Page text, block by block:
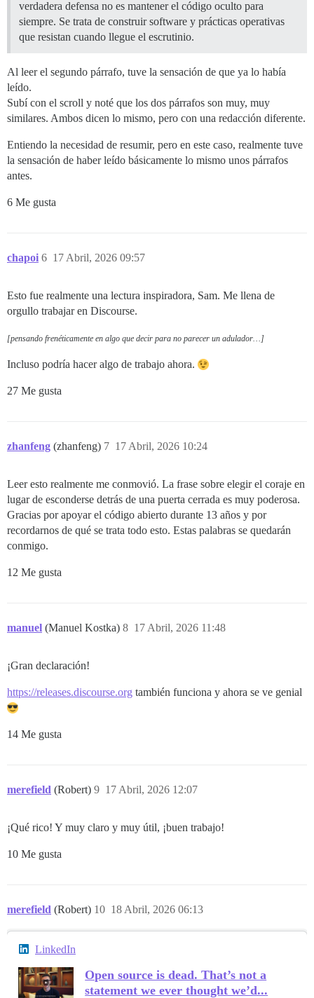
verdadera defensa no es mantener el código oculto para
siempre. Se trata de construir software y prácticas operativas
que resistan cuando llegue el escrutinio.
Al leer el segundo párrafo, tuve la sensación de que ya lo había
leído.
Subí con el scroll y noté que los dos párrafos son muy, muy
similares. Ambos dicen lo mismo, pero con una redacción diferente.
Entiendo la necesidad de resumir, pero en este caso, realmente tuve
la sensación de haber leído básicamente lo mismo unos párrafos
antes.
6 Me gusta
chapoi 17 Abril, 2026 09:57
6
Esto fue realmente una lectura inspiradora, Sam. Me llena de
orgullo trabajar en Discourse.
[pensando frenéticamente en algo que decir para no parecer un adulador…]
Incluso podría hacer algo de trabajo ahora.
27 Me gusta
zhanfeng (zhanfeng) 17 Abril, 2026 10:24
7
Leer esto realmente me conmovió. La frase sobre elegir el coraje en
lugar de esconderse detrás de una puerta cerrada es muy poderosa.
Gracias por apoyar el código abierto durante 13 años y por
recordarnos de qué se trata todo esto. Estas palabras se quedarán
conmigo.
12 Me gusta
manuel (Manuel Kostka) 17 Abril, 2026 11:48
8
¡Gran declaración!
https://releases.discourse.org también funciona y ahora se ve genial
14 Me gusta
merefield (Robert) 17 Abril, 2026 12:07
9
¡Qué rico! Y muy claro y muy útil, ¡buen trabajo!
10 Me gusta
merefield (Robert) 18 Abril, 2026 06:13
10
LinkedIn
Open source is dead. That’s not a
statement we ever thought we’d...